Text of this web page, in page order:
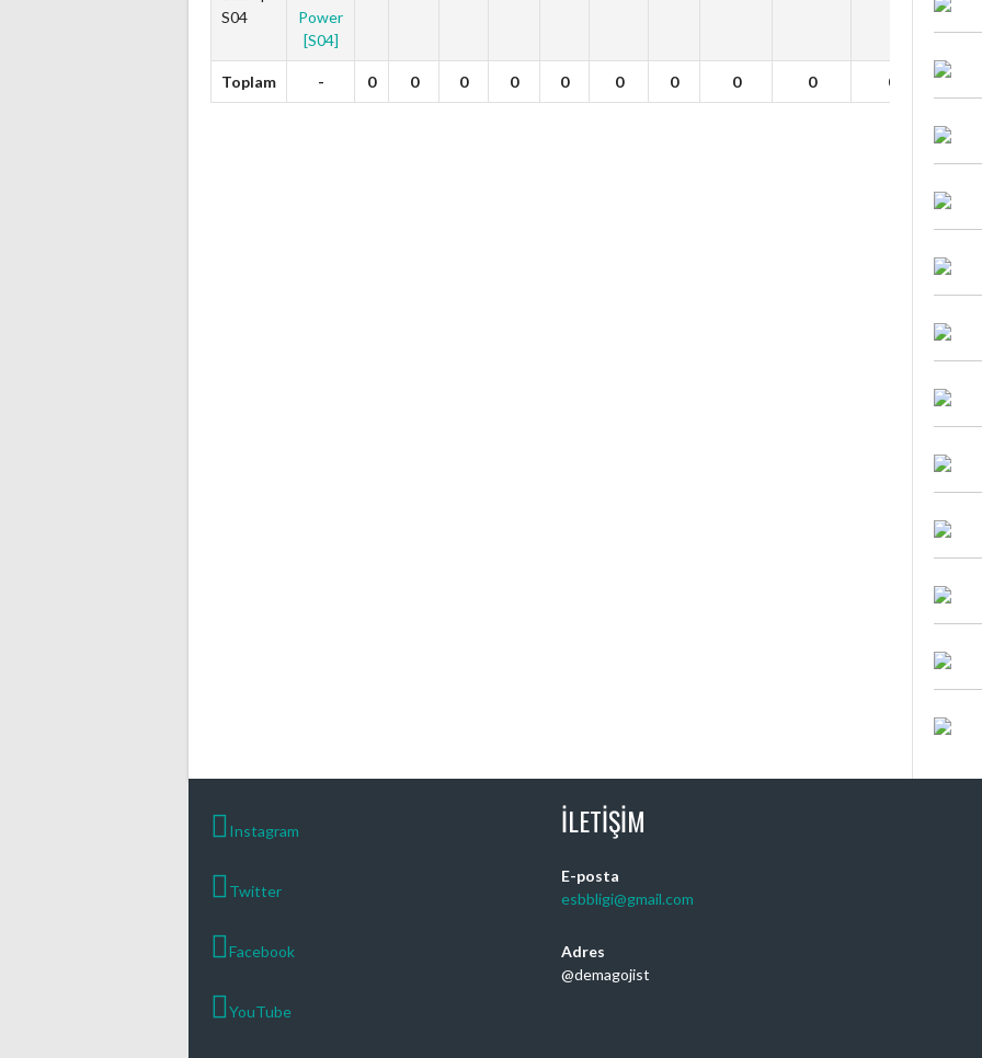
S04
Power
[S04]
Toplam - 0 0 0 0 0 0 0 0 0 0
Instagram
Twitter
Facebook
YouTube
İLETIŞIM
E-posta
esbbligi@gmail.com
Adres
@demagojist